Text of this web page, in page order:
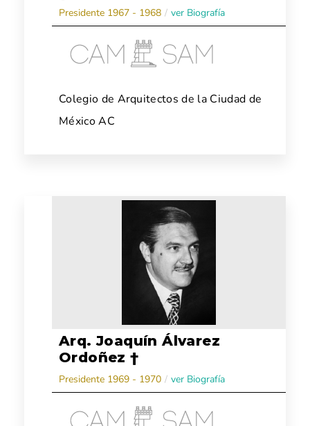
Presidente 1967 - 1968 / ver Biografía
Colegio de Arquitectos de la Ciudad de
México AC
Arq. Joaquín Álvarez
Ordoñez †
Presidente 1969 - 1970 / ver Biografía